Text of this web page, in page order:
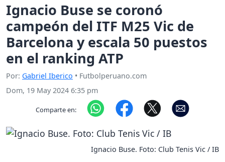
Ignacio Buse se coronó
campeón del ITF M25 Vic de
Barcelona y escala 50 puestos
en el ranking ATP
Por: Gabriel Iberico • Futbolperuano.com
Dom, 19 May 2024 6:35 pm
Comparte en:
Ignacio Buse. Foto: Club Tenis Vic / IB